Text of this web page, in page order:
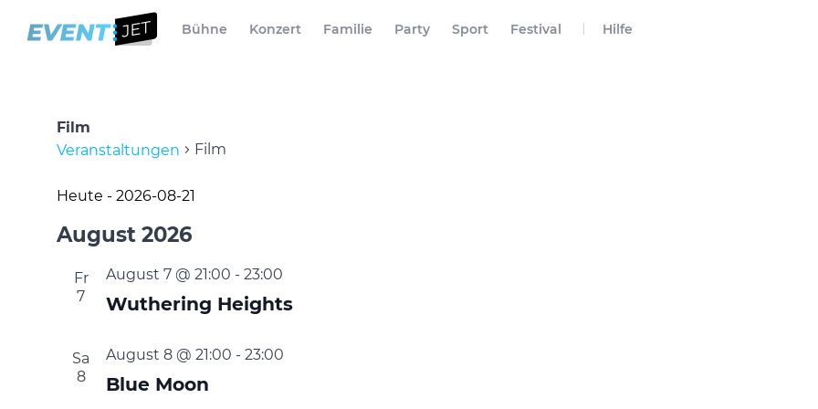
Bühne Konzert Familie Party Sport Festival Hilfe
Film
Veranstaltungen
Film
Veranstaltungen
Heute - 2026-08-21
wählen.
August 2026
Fr
7
Wuthering Heights
August 7 @ 21:00 - 23:00
Sa
8
Blue Moon
August 8 @ 21:00 - 23:00